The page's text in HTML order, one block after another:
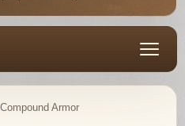
Compound Armor